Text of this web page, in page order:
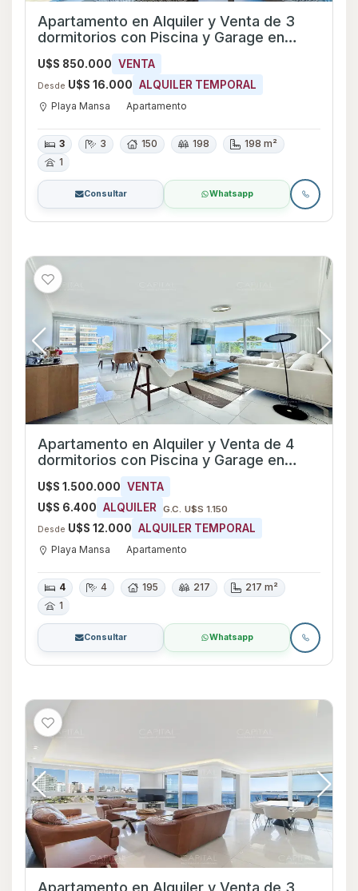
Apartamento en Alquiler y Venta de 3
dormitorios con Piscina y Garage en
Playa Mansa, Maldonado
U$S 850.000 VENTA
Desde U$S 16.000 ALQUILER TEMPORAL
Playa Mansa Apartamento
3 3 150 198
198 m²
1
Consultar Whatsapp
Apartamento en Alquiler y Venta de 4
dormitorios con Piscina y Garage en
Playa Mansa, Maldonado
U$S 1.500.000 VENTA
U$S 6.400 ALQUILER G.C. U$S 1.150
Desde U$S 12.000 ALQUILER TEMPORAL
Playa Mansa Apartamento
4 4 195 217
217 m²
1
Consultar Whatsapp